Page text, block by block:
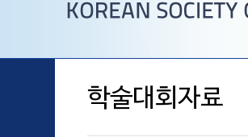
학술대회자료